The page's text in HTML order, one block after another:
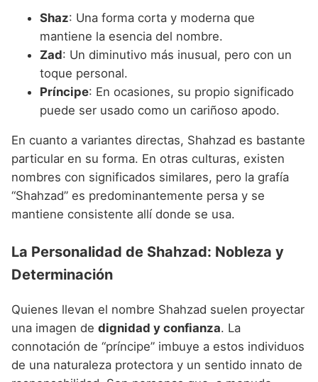
Shaz: Una forma corta y moderna que
mantiene la esencia del nombre.
Zad: Un diminutivo más inusual, pero con un
toque personal.
Príncipe: En ocasiones, su propio significado
puede ser usado como un cariñoso apodo.
En cuanto a variantes directas, Shahzad es bastante
particular en su forma. En otras culturas, existen
nombres con significados similares, pero la grafía
“Shahzad” es predominantemente persa y se
mantiene consistente allí donde se usa.
La Personalidad de Shahzad: Nobleza y
Determinación
Quienes llevan el nombre Shahzad suelen proyectar
una imagen de dignidad y confianza. La
connotación de “príncipe” imbuye a estos individuos
de una naturaleza protectora y un sentido innato de